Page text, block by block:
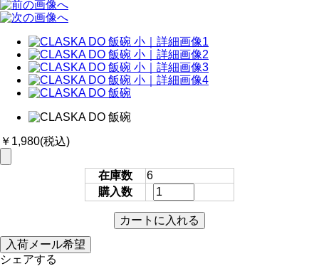
￥1,980(税込)
在庫数
6
購入数
シェアする